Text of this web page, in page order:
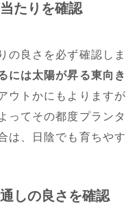
たりを確認
の良さを必ず確認し
には太陽が昇る東向
ウトかにもよります
ってその都度プラン
は、日陰でも育ちや
しの良さを確認